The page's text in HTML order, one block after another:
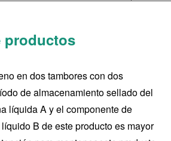
productos
en dos tambores con dos
de almacenamiento sellado del
líquida A y el componente de
B de este producto es mayor